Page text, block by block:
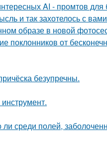
AI - промтов для
и так захотелось с
образе в новой
поклонников от
безупречны.
среди полей,